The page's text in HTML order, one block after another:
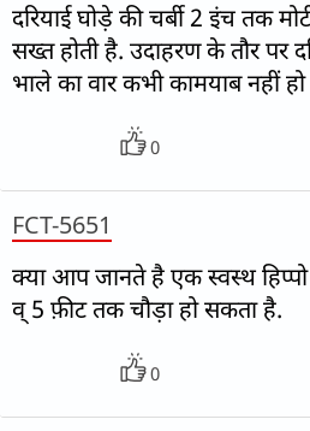
दरियाई घोड़े की चर्बी 2 इंच तक
सख्त होती है. उदाहरण के तौर पर
भाले का वार कभी कामयाब नहीं
0
FCT-5651
क्या आप जानते है एक स्वस्थ
व् 5 फ़ीट तक चौड़ा हो सकता है.
0